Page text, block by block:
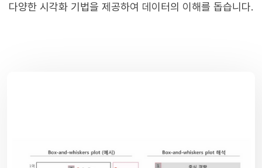
다양한 시각화 기법을 제공하여 데이터의 이해를 돕습니다.